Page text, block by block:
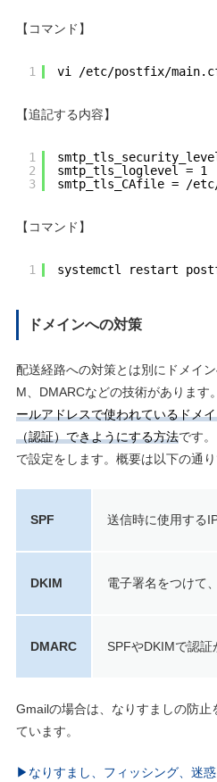
【コマンド】
1 vi /etc/postfix/
【追記する内容】
1
2
3
smtp_tls_loglevel = 1
smtp_tls_CAfile = /
【コマンド】
1 systemctl restart
ドメインへの対策
配送経路への対策とは別にドメイ
M、DMARCなどの技術があります
ールアドレスで使われているドメ
（認証）できようにする方法です
で設定をします。概要は以下の通り
SPF 送信時に使用する
DKIM 電子署名をつけて
DMARC SPFやDKIMで認
Gmailの場合は、なりすましの防止
ています。
▶なりすまし、フィッシング、迷